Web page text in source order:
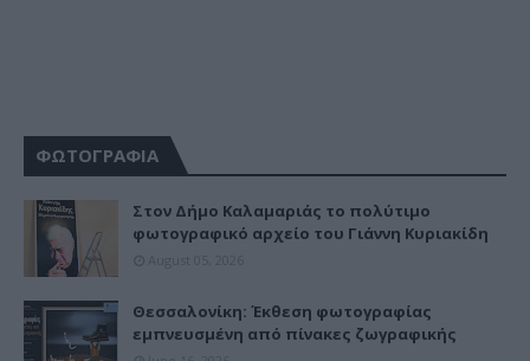
ΦΩΤΟΓΡΑΦΙΑ
Στον Δήμο Καλαμαριάς το πολύτιμο
φωτογραφικό αρχείο του Γιάννη Κυριακίδη
Θεσσαλονίκη: Έκθεση φωτογραφίας
εμπνευσμένη από πίνακες ζωγραφικής